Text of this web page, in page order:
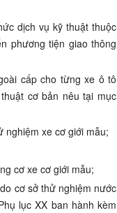
dịch vụ kỹ thuậtthuộc
phương tiện giao thông
cấp cho từng xe ô tô
cơ bản nêu tại mục
nghiệm xe cơ giới mẫu;
cơ xe cơ giới mẫu;
do cơ sở thử nghiệm nước
lục XX ban hành kèm